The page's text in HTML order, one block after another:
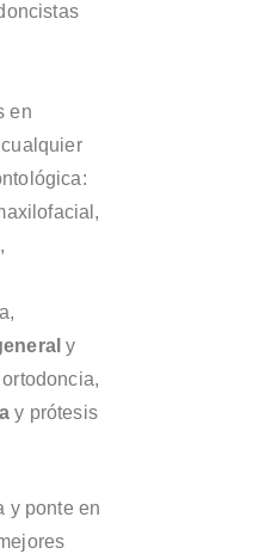
en
,
y
y prótesis
y ponte en